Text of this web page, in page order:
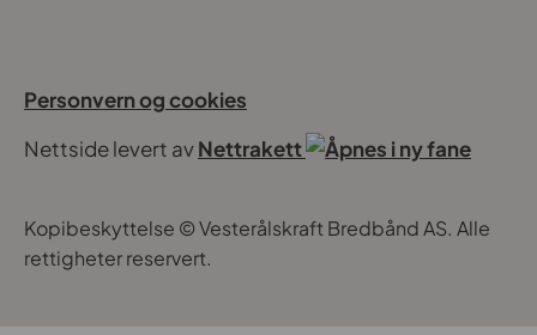
Personvern og cookies
Nettside levert avNettrakett
Kopibeskyttelse © Vesterålskraft Bredbånd AS. Alle
rettigheter reservert.